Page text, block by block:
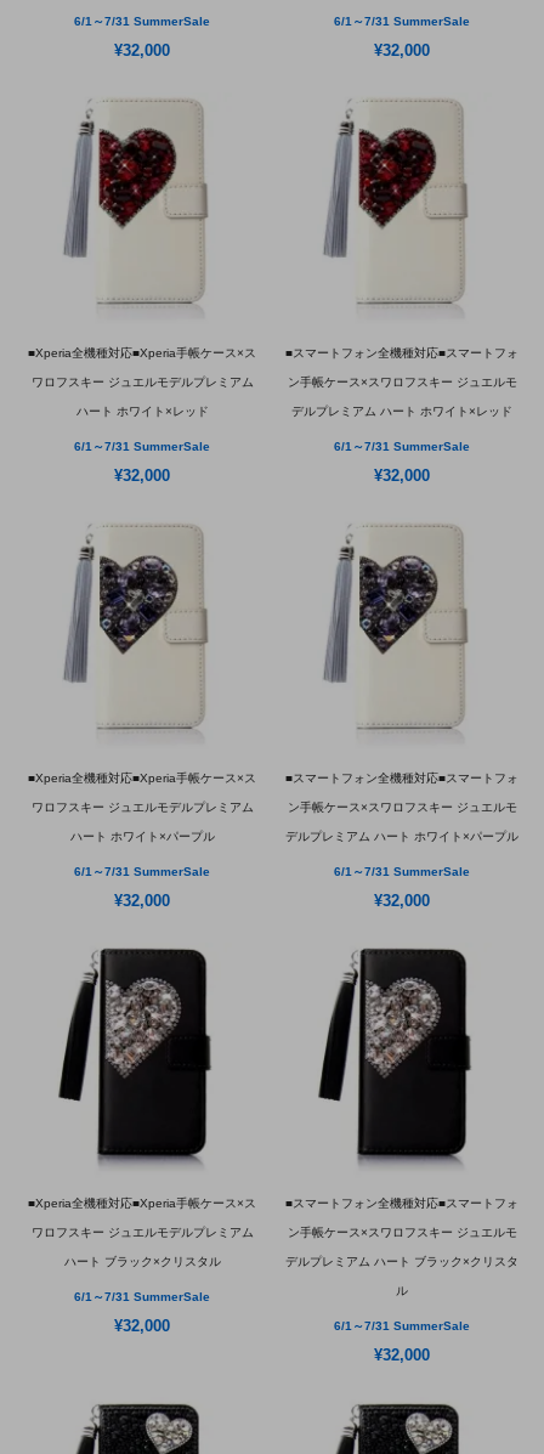
6/1～7/31 SummerSale
¥32,000
6/1～7/31 SummerSale
¥32,000
■Xperia全機種対応■Xperia手帳ケース×ス
ワロフスキー ジュエルモデルプレミアム
ハート ホワイト×レッド
6/1～7/31 SummerSale
¥32,000
■スマートフォン全機種対応■スマートフォ
ン手帳ケース×スワロフスキー ジュエルモ
デルプレミアム ハート ホワイト×レッド
6/1～7/31 SummerSale
¥32,000
■Xperia全機種対応■Xperia手帳ケース×ス
ワロフスキー ジュエルモデルプレミアム
ハート ホワイト×パープル
6/1～7/31 SummerSale
¥32,000
■スマートフォン全機種対応■スマートフォ
ン手帳ケース×スワロフスキー ジュエルモ
デルプレミアム ハート ホワイト×パープル
6/1～7/31 SummerSale
¥32,000
■Xperia全機種対応■Xperia手帳ケース×ス
ワロフスキー ジュエルモデルプレミアム
ハート ブラック×クリスタル
6/1～7/31 SummerSale
¥32,000
■スマートフォン全機種対応■スマートフォ
ン手帳ケース×スワロフスキー ジュエルモ
デルプレミアム ハート ブラック×クリスタ
ル
6/1～7/31 SummerSale
¥32,000